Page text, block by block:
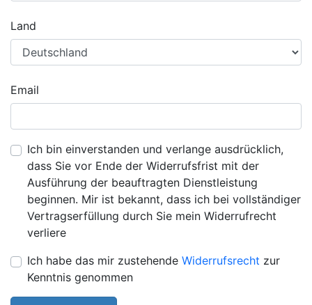
Land
Email
Ich bin einverstanden und verlange ausdrücklich,
dass Sie vor Ende der Widerrufsfrist mit der
Ausführung der beauftragten Dienstleistung
beginnen. Mir ist bekannt, dass ich bei vollständiger
Vertragserfüllung durch Sie mein Widerrufrecht
verliere
Ich habe das mir zustehende Widerrufsrecht zur
Kenntnis genommen